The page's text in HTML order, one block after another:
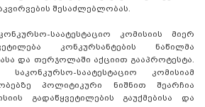
შესაძლებლობას.
საატესტაციო კომისიის მიერ
კონკურსანტების ნაწილმა
და თერჯოლაში აქციით გააპროტესტა.
საატესტაციო კომისიამ
პოლიტიკური ნიშნით შეარჩია
გადაწყვეტილების გაუქმებისა და